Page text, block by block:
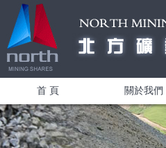
首 頁 關於我們